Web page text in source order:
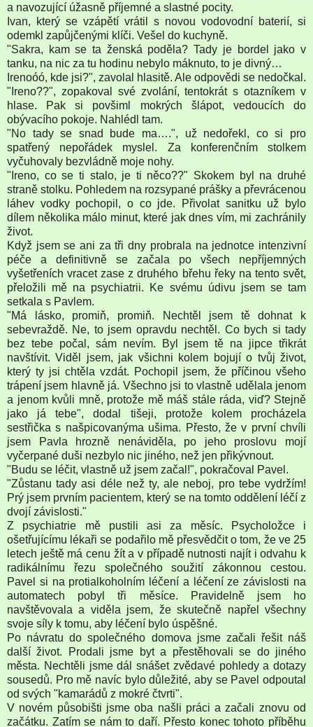
a navozující úžasně příjemné a slastné pocity.
Ivan, který se vzápětí vrátil s novou vodovodní baterií, si
odemkl zapůjčenými klíči. Vešel do kuchyně.
"Sakra, kam se ta ženská poděla? Tady je bordel jako v
tanku, na nic za tu hodinu nebylo máknuto, to je divný…
Irenoóó, kde jsi?", zavolal hlasitě. Ale odpovědi se nedočkal.
"Ireno??", zopakoval své zvolání, tentokrát s otazníkem v
hlase. Pak si povšiml mokrých šlápot, vedoucích do
obývacího pokoje. Nahlédl tam.
"No tady se snad bude ma….", už nedořekl, co si pro
spatřený nepořádek myslel. Za konferenčním stolkem
vyčuhovaly bezvládně moje nohy.
"Ireno, co se ti stalo, je ti něco??" Skokem byl na druhé
straně stolku. Pohledem na rozsypané prášky a převrácenou
láhev vodky pochopil, o co jde. Přivolat sanitku už bylo
dílem několika málo minut, které jak dnes vím, mi zachránily
život.
Když jsem se ani za tři dny probrala na jednotce intenzivní
péče a definitivně se začala po všech nepříjemných
vyšetřeních vracet zase z druhého břehu řeky na tento svět,
přeložili mě na psychiatrii. Ke svému údivu jsem se tam
setkala s Pavlem.
"Má lásko, promiň, promiň. Nechtěl jsem tě dohnat k
sebevraždě. Ne, to jsem opravdu nechtěl. Co bych si tady
bez tebe počal, sám nevím. Byl jsem tě na jipce třikrát
navštívit. Viděl jsem, jak všichni kolem bojují o tvůj život,
který ty jsi chtěla vzdát. Pochopil jsem, že příčinou všeho
trápení jsem hlavně já. Všechno jsi to vlastně udělala jenom
a jenom kvůli mně, protože mě máš stále ráda, viď? Stejně
jako já tebe", dodal tišeji, protože kolem procházela
sestřička s našpicovanýma ušima. Přesto, že v první chvíli
jsem Pavla hrozně nenáviděla, po jeho proslovu mojí
vyčerpané duši nezbylo nic jiného, než jen přikývnout.
"Budu se léčit, vlastně už jsem začal!", pokračoval Pavel.
"Zůstanu tady asi déle než ty, ale neboj, pro tebe vydržím!
Prý jsem prvním pacientem, který se na tomto oddělení léčí z
dvojí závislosti."
Z psychiatrie mě pustili asi za měsíc. Psycholožce i
ošetřujícímu lékaři se podařilo mě přesvědčit o tom, že ve 25
letech ještě má cenu žít a v případě nutnosti najít i odvahu k
radikálnímu řezu společného soužití zákonnou cestou.
Pavel si na protialkoholním léčení a léčení ze závislosti na
automatech pobyl tři měsíce. Pravidelně jsem ho
navštěvovala a viděla jsem, že skutečně napřel všechny
svoje síly k tomu, aby léčení bylo úspěšné.
Po návratu do společného domova jsme začali řešit náš
další život. Prodali jsme byt a přestěhovali se do jiného
města. Nechtěli jsme dál snášet zvědavé pohledy a dotazy
sousedů. Pro mě navíc bylo důležité, aby se Pavel odpoutal
od svých "kamarádů z mokré čtvrti".
V novém působišti jsme oba našli práci a začali znovu od
začátku. Zatím se nám to daří. Přesto konec tohoto příběhu